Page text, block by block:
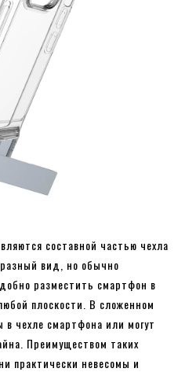
составной частью чехла
вид, но обычно
разместить смартфон в
плоскости. В сложенном
чехле смартфона или могут
Преимуществом таких
практически невесомы и